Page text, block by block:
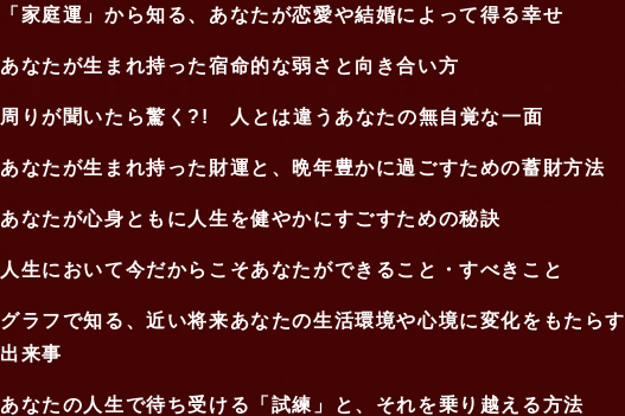
「家庭運」から知る、あなたが恋愛や結婚によって得る幸せ
あなたが生まれ持った宿命的な弱さと向き合い方
周りが聞いたら驚く?! 人とは違うあなたの無自覚な一面
あなたが生まれ持った財運と、晩年豊かに過ごすための蓄財方法
あなたが心身ともに人生を健やかにすごすための秘訣
人生において今だからこそあなたができること・すべきこと
グラフで知る、近い将来あなたの生活環境や心境に変化をもたらす
出来事
あなたの人生で待ち受ける「試練」と、それを乗り越える方法